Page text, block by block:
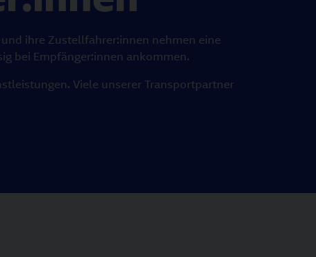
ihre Zustellfahrer:innen nehmen eine
bei Empfänger:innen ankommen.
Viele unserer Transportpartner